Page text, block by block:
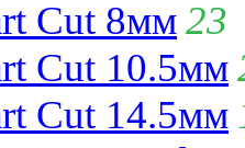
Cut 8мм23
Cut 10.5мм
Cut 14.5мм